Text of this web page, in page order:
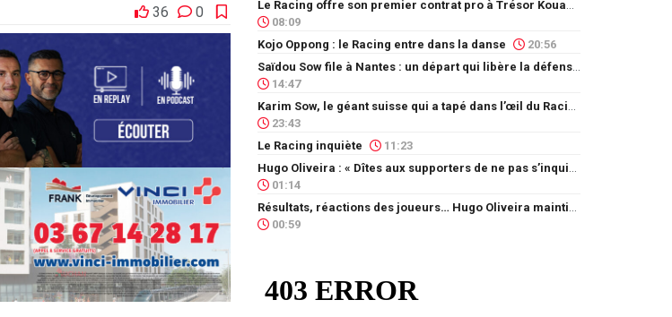
36 0
08:09
Kojo Oppong : le Racing entre dans la danse
20:56
14:47
23:43
Le Racing inquiète
11:23
01:14
00:59